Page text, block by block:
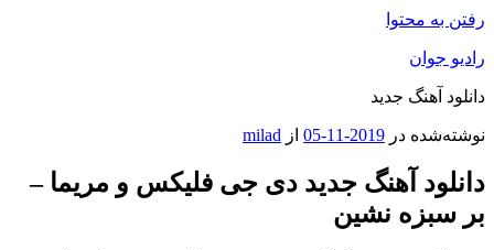
رفتن به محتوا
رادیو جوان
دانلود آهنگ جدید
نوشته‌شده در 2019-11-05 از milad
دانلود آهنگ جدید دی جی فلیکس و مریما –
بر سبزه نشین